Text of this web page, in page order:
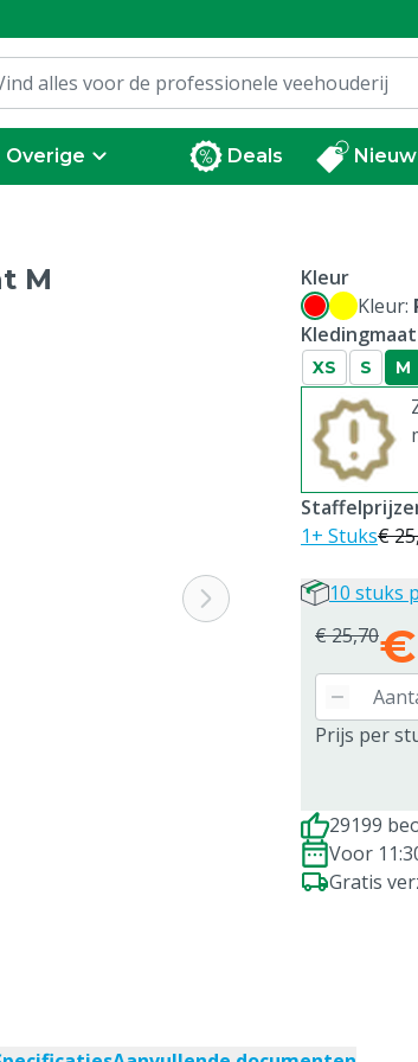
Overige Deals Nieuw
M
Kleur
Kleur:
Kledingmaat
XS S M
€ 25,70€
Prijs per
1+ Stuks€
10 stuks
29199
Voor
Gratis